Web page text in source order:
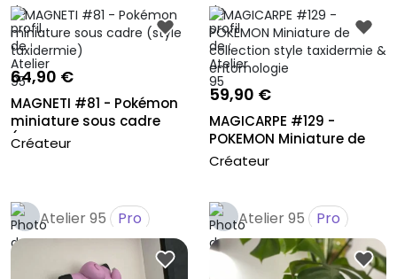
64,90 €
MAGNETI #81 - Pokémon
miniature sous cadre
(style...
Créateur
59,90 €
MAGICARPE #129 -
POKEMON Miniature de
collection s...
Créateur
Atelier 95 Pro Atelier 95 Pro